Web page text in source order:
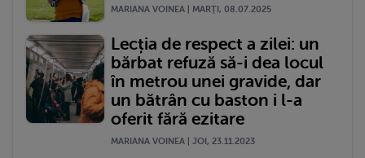
MARIANA VOINEA | MARŢI, 08.07.2025
Lecția de respect a zilei: un
bărbat refuză să-i dea locul
în metrou unei gravide, dar
un bătrân cu baston i l-a
oferit fără ezitare
MARIANA VOINEA | JOI, 23.11.2023